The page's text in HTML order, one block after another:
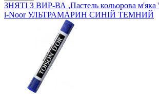
ЗНЯТІ З ВИР-ВА ,Пастель кольорова
i-Noor УЛЬТРАМАРИН СИНІЙ ТЕМНИЙ